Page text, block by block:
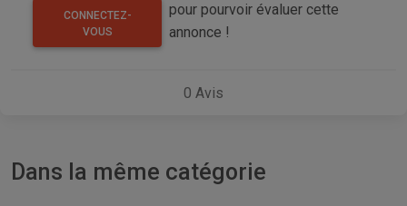
CONNECTEZ-
VOUS
pour pourvoir évaluer cette
annonce !
0 Avis
Dans la même catégorie